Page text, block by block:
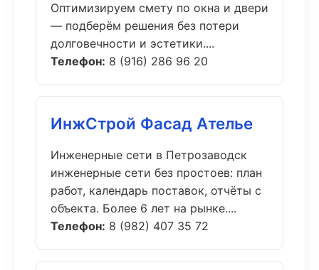
Оптимизируем смету по окна и двери
— подберём решения без потери
долговечности и эстетики....
Телефон: 8 (916) 286 96 20
ИнжСтрой Фасад Ателье
Инженерные сети в Петрозаводск
инженерные сети без простоев: план
работ, календарь поставок, отчёты с
объекта. Более 6 лет на рынке....
Телефон: 8 (982) 407 35 72